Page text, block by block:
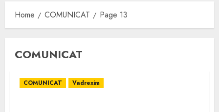
Home COMUNICAT Page 13
COMUNICAT
COMUNICAT Vadrexim